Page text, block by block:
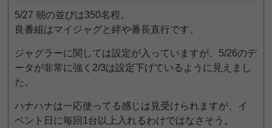
5/27 朝の並びは350名程。
良番組はマイジャグと絆や番長直行です。
ジャグラーに関しては設定が入っていますが、5/26のデ
ータが非常に強く2/3は設定下げているように見えまし
た。
ハナハナは一応使ってる感じは見受けられますが、イ
ベント日に毎回1台以上入れるわけではなさそう。